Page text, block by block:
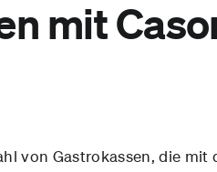
mit
von Gastrokassen, die mit